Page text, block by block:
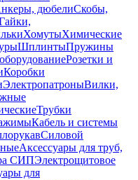
дюбелиСкобы,
ХомутыХимические
ШплинтыПружины
Розетки и
Коробки
ЭлектропатроныВилки,
Трубки
Кабель и системы
Силовой
Аксессуары для труб,
СИПЭлектрощитовое
для